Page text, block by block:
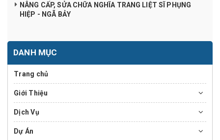
NÂNG CẤP, SỬA CHỮA NGHĨA TRANG LIỆT SĨ PHỤNG
HIỆP - NGÃ BẢY
DANH MỤC
Trang chủ
Giới Thiệu
Dịch Vụ
Dự Án